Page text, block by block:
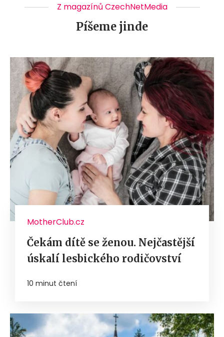
Z magazínů CzechNetMedia
Píšeme jinde
MotherClub.cz
Čekám dítě se ženou. Nejčastější
úskalí lesbického rodičovství
10 minut čtení